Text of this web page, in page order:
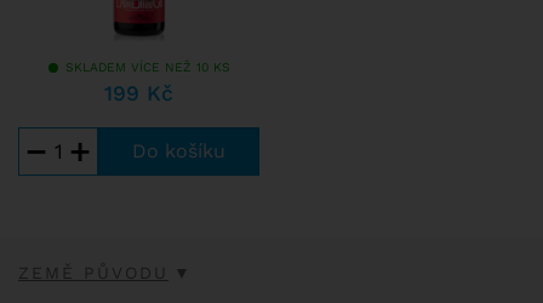
SKLADEM VÍCE NEŽ 10 KS
199 Kč
− +
ZEMĚ PŮVODU